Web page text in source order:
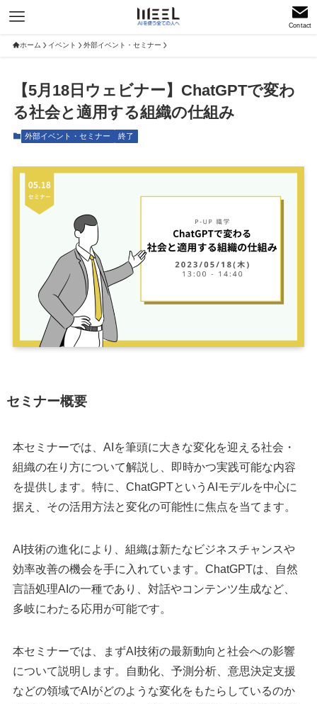
Contact
ホーム イベント 外部イベント・セミナー
【5月18日ウェビナー】ChatGPTで変わ
る社会と適用する組織の仕組み
外部イベント・セミナー 終了
セミナー概要
本セミナーでは、AIを筆頭に大きな変化を迎える社会・
組織の在り方について解説し、即時かつ実践可能な内容
を提供します。特に、ChatGPTというAIモデルを中心に
据え、その活用方法と変化の可能性に焦点を当てます。
AI技術の進化により、組織は新たなビジネスチャンスや
効率改善の機会を手に入れています。ChatGPTは、自然
言語処理AIの一種であり、対話やコンテンツ生成など、
多岐にわたる応用が可能です。
本セミナーでは、まずAI技術の最新動向と社会への影響
について説明します。自動化、予測分析、意思決定支援
などの領域でAIがどのような変化をもたらしているのか